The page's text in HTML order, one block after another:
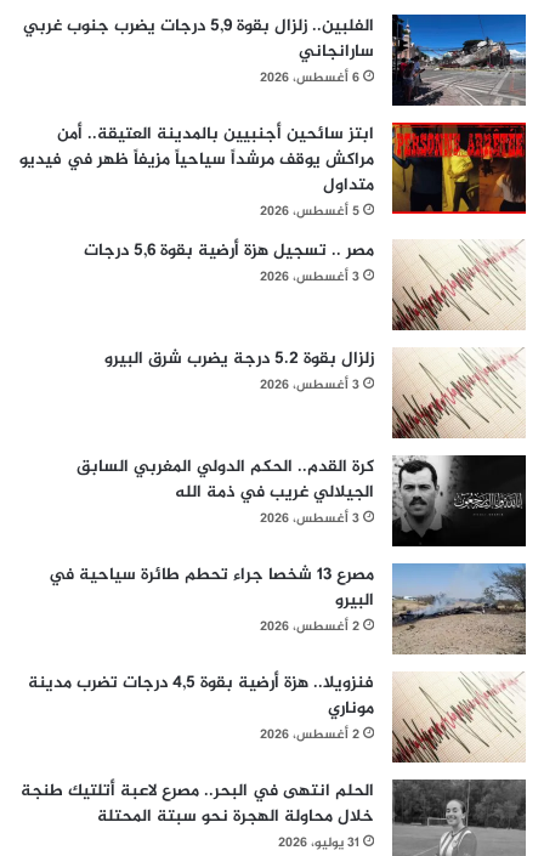
الفلبين.. زلزال بقوة 5,9 درجات يضرب جنوب غربي
سارانجاني
6 أغسطس، 2026
ابتز سائحين أجنبيين بالمدينة العتيقة.. أمن
مراكش يوقف مرشداً سياحياً مزيفاً ظهر في فيديو
متداول
5 أغسطس، 2026
مصر .. تسجيل هزة أرضية بقوة 5,6 درجات
3 أغسطس، 2026
زلزال بقوة 5.2 درجة يضرب شرق البيرو
3 أغسطس، 2026
كرة القدم.. الحكم الدولي المغربي السابق
الجيلالي غريب في ذمة الله
3 أغسطس، 2026
مصرع 13 شخصا جراء تحطم طائرة سياحية في
البيرو
2 أغسطس، 2026
فنزويلا.. هزة أرضية بقوة 4,5 درجات تضرب مدينة
موناري
2 أغسطس، 2026
الحلم انتهى في البحر.. مصرع لاعبة أتلتيك طنجة
خلال محاولة الهجرة نحو سبتة المحتلة
31 يوليو، 2026